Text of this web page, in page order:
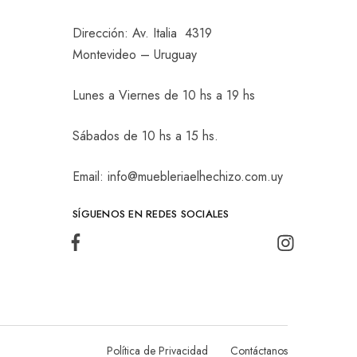
Dirección: Av. Italia 4319
Montevideo – Uruguay
Lunes a Viernes de 10 hs a 19 hs
Sábados de 10 hs a 15 hs.
Email: info@muebleriaelhechizo.com.uy
SÍGUENOS EN REDES SOCIALES
Política de Privacidad Contáctanos